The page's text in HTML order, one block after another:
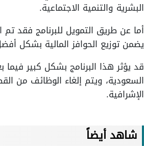
البشرية والتنمية الاجتماعية.
أما عن طريق التمويل للبرنامج فقد
يضمن توزيع الحوافز المالية بشكل
قد يؤثر هذا البرنامج بشكل كبير
السعودية، ويتم إلغاء الوظائف من
الإشرافية.
شاهد أيضاً